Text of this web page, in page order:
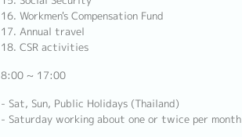
16. Workmen's Compensation Fund
17. Annual travel
18. CSR activities
8:00 ~ 17:00
- Sat, Sun, Public Holidays (Thailand)
- Saturday working about one or twice per month